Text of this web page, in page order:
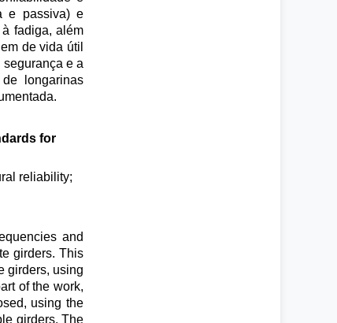
e passiva) e
fadiga, além
de vida útil
e a
longarinas
for
reliability;
and
girders. This
girders, using
of the work,
using the
girders. The